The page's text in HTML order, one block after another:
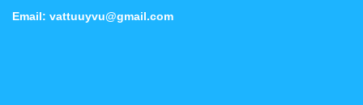
Email: vattuuyvu@gmail.com